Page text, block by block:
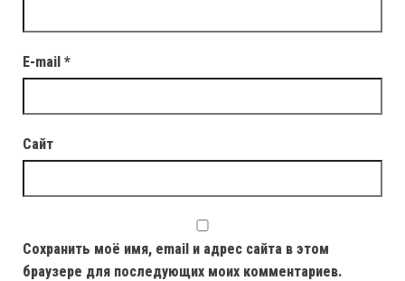
E-mail *
Сайт
Сохранить моё имя, email и адрес сайта в этом
браузере для последующих моих комментариев.